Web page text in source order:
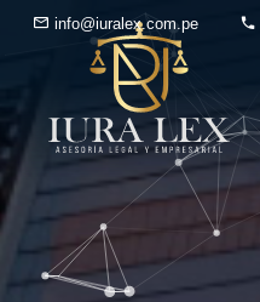
info@iuralex.com.pe